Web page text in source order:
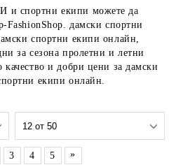
спортни екипи можете да
FashionShop. дамски спортни
спортни екипи онлайн,
за сезона пролетни и летни
и добри цени за дамски
екипи онлайн.
3 4 5 »